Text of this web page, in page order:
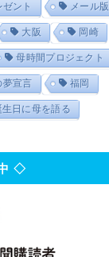
ゼント メール版
大阪 岡崎
母時間プロジェクト
夢宣言 福岡
生日に母を語る
◇